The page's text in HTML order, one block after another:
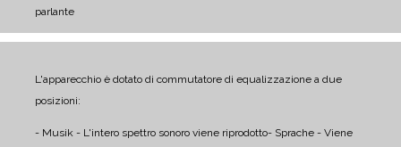
parlante
L'apparecchio è dotato di commutatore di equalizzazione a due
posizioni:
- Musik - L'intero spettro sonoro viene riprodotto- Sprache - Viene